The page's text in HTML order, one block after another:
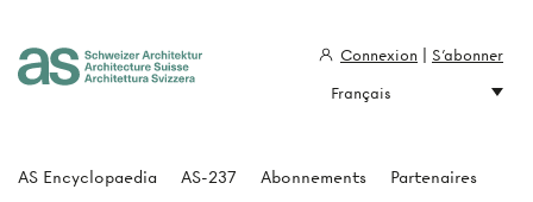
AS Encyclopaedia AS-237 Abonnements
Partenaires
Connexion
S'abonner
Français